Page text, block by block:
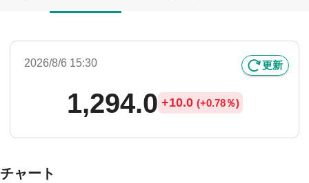
2026/8/6 15:30 更新
1,294.0 +10.0 (+0.78％)
チャート